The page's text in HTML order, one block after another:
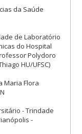
da Saúde
de Laboratório
do Hospital
Polydoro
HU/UFSC)
Maria Flora
- Trindade
-